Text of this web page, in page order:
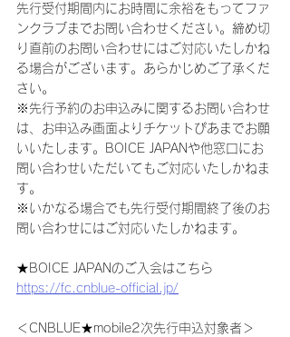
先行受付期間内にお時間に余裕をもってファ
ンクラブまでお問い合わせください。締め切
り直前のお問い合わせにはご対応いたしかね
る場合がございます。あらかじめご了承くだ
さい。
※先行予約のお申込みに関するお問い合わせ
は、お申込み画面よりチケットぴあまでお願
いいたします。BOICE JAPANや他窓口にお
問い合わせいただいてもご対応いたしかねま
す。
※いかなる場合でも先行受付期間終了後のお
問い合わせにはご対応いたしかねます。
★BOICE JAPANのご入会はこちら
https://fc.cnblue-official.jp/
＜CNBLUE★mobile2次先行申込対象者＞